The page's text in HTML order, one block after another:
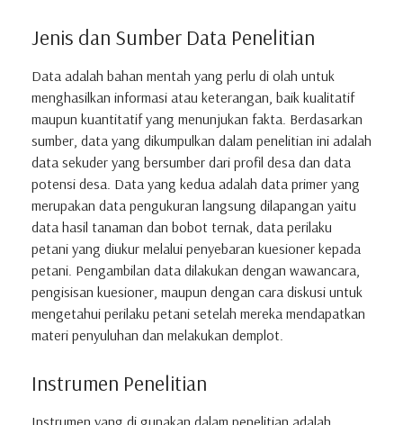
Jenis dan Sumber Data Penelitian
Data adalah bahan mentah yang perlu di olah untuk
menghasilkan informasi atau keterangan, baik kualitatif
maupun kuantitatif yang menunjukan fakta. Berdasarkan
sumber, data yang dikumpulkan dalam penelitian ini adalah
data sekuder yang bersumber dari profil desa dan data
potensi desa. Data yang kedua adalah data primer yang
merupakan data pengukuran langsung dilapangan yaitu
data hasil tanaman dan bobot ternak, data perilaku
petani yang diukur melalui penyebaran kuesioner kepada
petani. Pengambilan data dilakukan dengan wawancara,
pengisisan kuesioner, maupun dengan cara diskusi untuk
mengetahui perilaku petani setelah mereka mendapatkan
materi penyuluhan dan melakukan demplot.
Instrumen Penelitian